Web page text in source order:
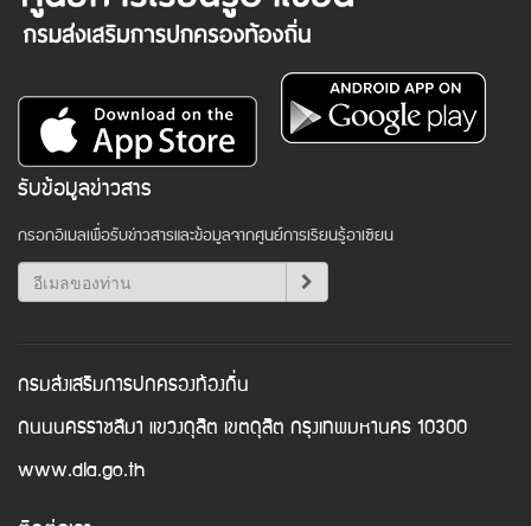
รับข้อมูลข่าวสาร
กรอกอีเมลเพื่อรับข่าวสารและข้อมูลจากศูนย์การเรียนรู้อาเซียน
กรมส่งเสริมการปกครองท้องถิ่น
ถนนนครราชสีมา แขวงดุสิต เขตดุสิต กรุงเทพมหานคร 10300
www.dla.go.th